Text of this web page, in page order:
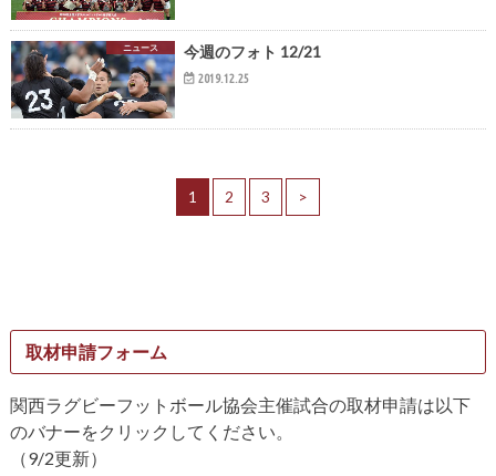
ニュース 今週のフォト 12/21
2019.12.25
1 2 3 >
取材申請フォーム
関西ラグビーフットボール協会主催試合の取材申請は以下
のバナーをクリックしてください。
（9/2更新）